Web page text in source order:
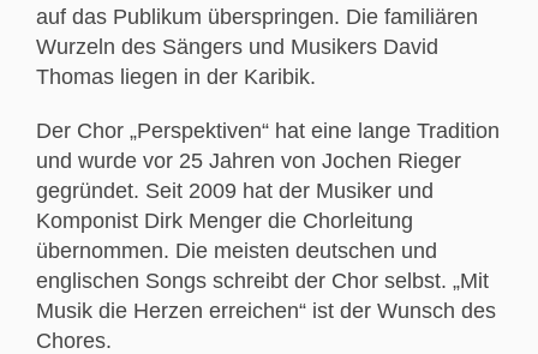
auf das Publikum überspringen. Die familiären
Wurzeln des Sängers und Musikers David
Thomas liegen in der Karibik.
Der Chor „Perspektiven“ hat eine lange Tradition
und wurde vor 25 Jahren von Jochen Rieger
gegründet. Seit 2009 hat der Musiker und
Komponist Dirk Menger die Chorleitung
übernommen. Die meisten deutschen und
englischen Songs schreibt der Chor selbst. „Mit
Musik die Herzen erreichen“ ist der Wunsch des
Chores.